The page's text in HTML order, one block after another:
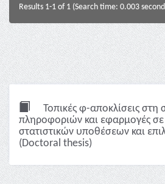
Results 1-1 of 1 (Search time: 0.003
Τοπικές φ-αποκλίσεις στη
πληροφοριών και εφαρμογές σε
στατιστικών υποθέσεων και
(Doctoral thesis)